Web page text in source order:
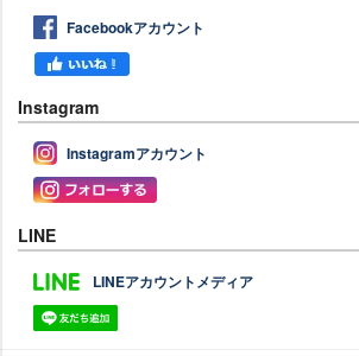
Facebookアカウント
Instagram
Instagramアカウント
LINE
LINEアカウントメディア